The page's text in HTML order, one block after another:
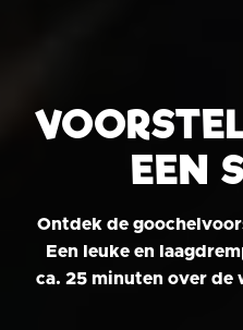
EEN
Ontdek de
Een leuke en
ca. 25 minuten over de